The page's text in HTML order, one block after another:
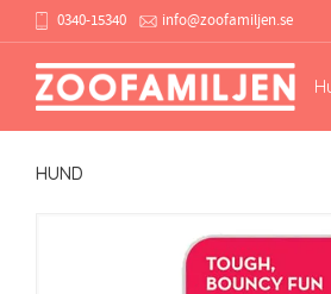
0340-15340 info@zoofamiljen.se
HUND